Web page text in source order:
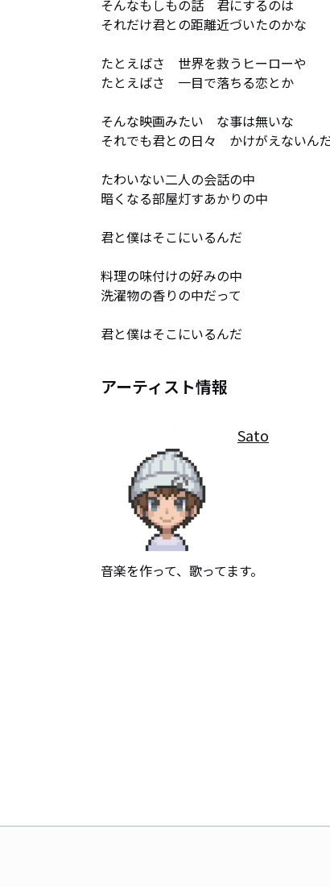
そんなもしもの話　君にするのは
それだけ君との距離近づいたのかな
たとえばさ　世界を救うヒーローや
たとえばさ　一目で落ちる恋とか
そんな映画みたい　な事は無いな
それでも君との日々　かけがえないん
たわいない二人の会話の中
暗くなる部屋灯すあかりの中
君と僕はそこにいるんだ
料理の味付けの好みの中
洗濯物の香りの中だって
君と僕はそこにいるんだ
アーティスト情報
Sato
音楽を作って、歌ってます。